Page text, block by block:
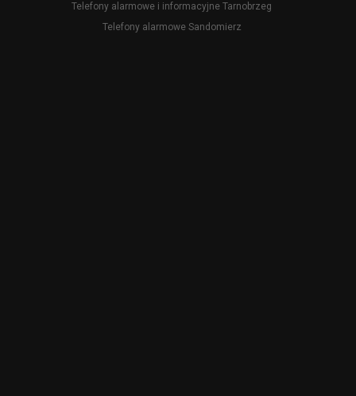
Telefony alarmowe i informacyjne Tarnobrzeg
Telefony alarmowe Sandomierz